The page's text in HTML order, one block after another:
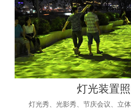
灯光装置
灯光秀、光影秀、节庆会议、立